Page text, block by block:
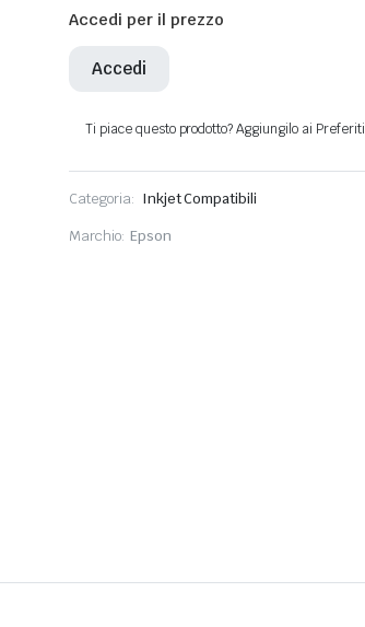
Accedi per il prezzo
Accedi
Categoria: Inkjet Compatibili
Marchio: Epson